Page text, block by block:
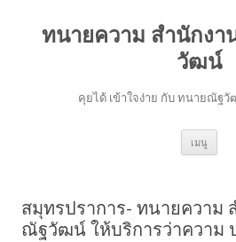
ทนายความ สำนักง
วัฒน์
คุยได้ เข้าใจง่าย กับ ทนายณัฐวั
เมนู ข้าม
ยัง
สมุทรปราการ- ทนายความ
ณัฐวัฒน์ ให้บริการว่าความ